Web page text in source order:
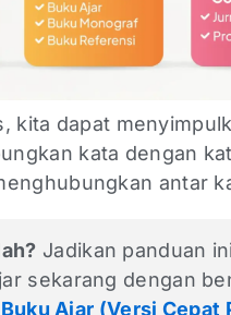
kita dapat
kata dengan
antar
Jadikan panduan
sekarang dengan
Ajar (Versi Cepat